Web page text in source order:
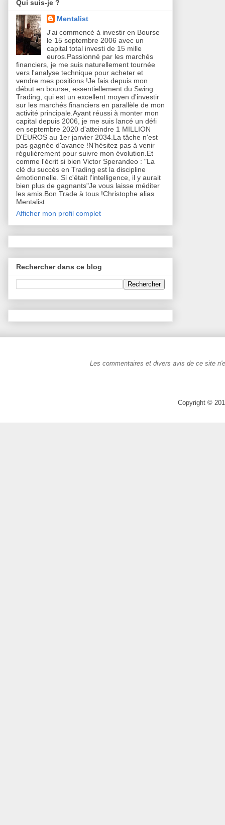
Qui suis-je ?
Mentalist
J'ai commencé à investir en Bourse
le 15 septembre 2006 avec un
capital total investi de 15 mille
euros.Passionné par les marchés
financiers, je me suis naturellement tournée
vers l'analyse technique pour acheter et
vendre mes positions !Je fais depuis mon
début en bourse, essentiellement du Swing
Trading, qui est un excellent moyen d'investir
sur les marchés financiers en parallèle de mon
activité principale.Ayant réussi à monter mon
capital depuis 2006, je me suis lancé un défi
en septembre 2020 d'atteindre 1 MILLION
D'EUROS au 1er janvier 2034.La tâche n'est
pas gagnée d'avance !N'hésitez pas à venir
régulièrement pour suivre mon évolution.Et
comme l'écrit si bien Victor Sperandeo : "La
clé du succès en Trading est la discipline
émotionnelle. Si c'était l'intelligence, il y aurait
bien plus de gagnants"Je vous laisse méditer
les amis.Bon Trade à tous !Christophe alias
Mentalist
Afficher mon profil complet
Rechercher dans ce blog
Les commentaires et divers avis de ce site
Copyright ©